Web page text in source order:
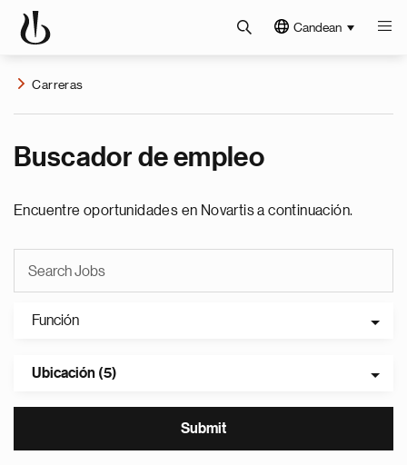
Candean
Carreras
Buscador de empleo
Encuentre oportunidades en Novartis a continuación.
Función
Ubicación (5)